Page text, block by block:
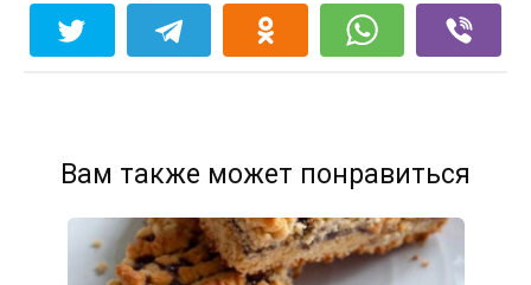
Вам также может понравиться